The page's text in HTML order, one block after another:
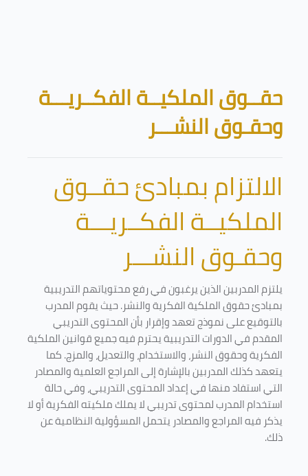
الكتل
حقــوق الملكيــة الفكــريـــة
وحقـوق النشـــر
الالتزام بمبادئ حقــوق
الملكيــة الفكــريـــة
وحقـوق النشـــر
يلتزم المدربين الذين يرغبون في رفع محتوياتهم التدريبية
بمبادئ حقوق الملكية الفكرية والنشر. حيث يقوم المدرب
بالتوقيع على نموذج تعهد وإقرار بأن المحتوى التدريبي
المقدم في الدورات التدريبية يحترم فيه جميع قوانين الملكية
الفكرية وحقوق النشر، والاستخدام، والتعديل، والمزج. كما
يتعهد كذلك المدربين بالإشارة إلى المراجع العلمية والمصادر
التي استفاد منها في إعداد المحتوى التدريبي، وفي حالة
استخدام المدرب لمحتوى تدريبي لا يملك ملكيته الفكرية أو لا
يذكر فيه المراجع والمصادر يتحمل المسؤولية النظامية عن
ذلك.